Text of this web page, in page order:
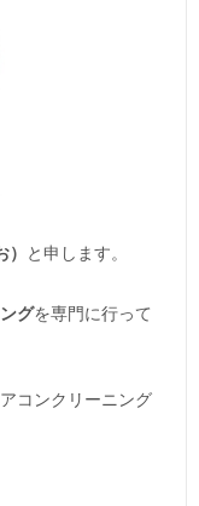
と申します。
グを専門に行って
コンクリーニング